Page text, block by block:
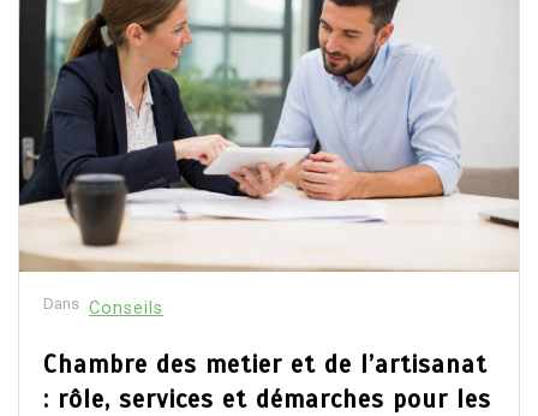
Dans Conseils
Chambre des metier et de l’artisanat
: rôle, services et démarches pour les